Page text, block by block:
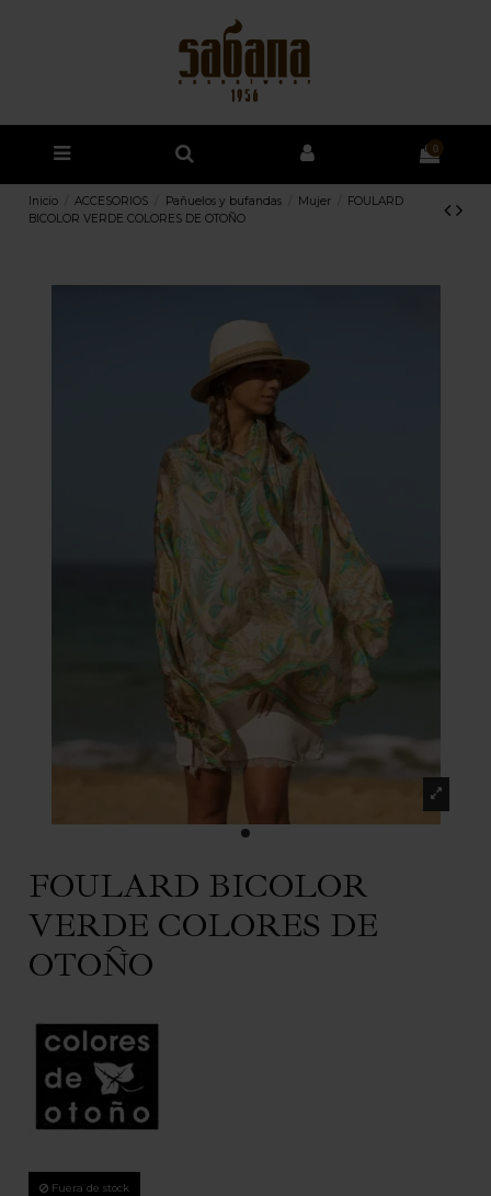
0
Inicio ACCESORIOS Pañuelos y bufandas Mujer
FOULARD
BICOLOR VERDE COLORES DE OTOÑO
FOULARD BICOLOR
VERDE COLORES DE
OTOÑO
Fuera de stock